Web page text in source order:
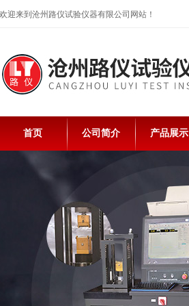
欢迎来到沧州路仪试验仪器有限公司网站！
首页 公司简介 产品展示